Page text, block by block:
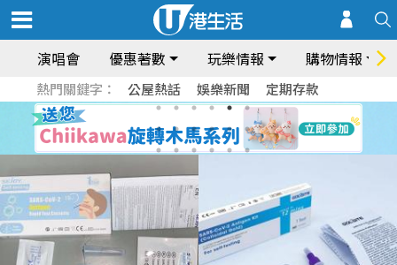
演唱會 優惠著數 玩樂情報 購物情報
熱門關鍵字： 公屋熱話 娛樂新聞 定期存款